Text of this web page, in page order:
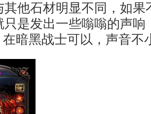
其他石材明显不同，如果
只是发出一些嗡嗡的声响
在暗黑战士可以，声音不